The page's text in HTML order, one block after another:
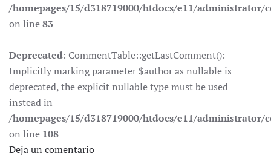
/homepages/15/d318719000/htdocs/e11/
on line83
Deprecated: CommentTable::getLastComment():
Implicitly marking parameter $author as nullable is
deprecated, the explicit nullable type must be used
instead in
/homepages/15/d318719000/htdocs/e11/
on line 108
Deja un comentario